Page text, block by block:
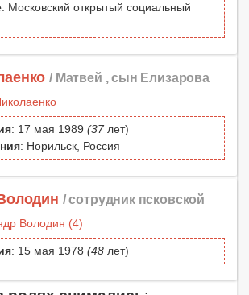
: Московский открытый социальный
/ Матвей , сын Елизарова
: 17 мая 1989 (37лет)
: Норильск, Россия
/ сотрудник псковской
: 15 мая 1978 (48 лет)